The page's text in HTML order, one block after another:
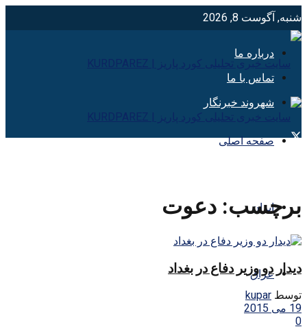
شنبه, آگوست 8, 2026
درباره ما
تماس با ما
شهروند خبرنگار
صفحه اصلی
ایران
عراق
برچسب: دعوت
دیدار دو وزیر دفاع در بغداد
توسط kupar
19 می 2015
0